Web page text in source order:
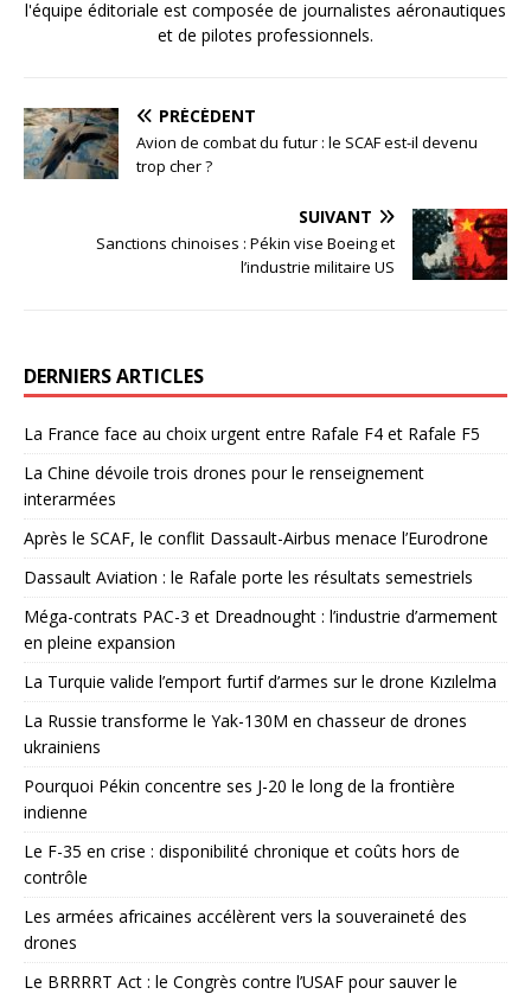
l'équipe éditoriale est composée de journalistes aéronautiques
et de pilotes professionnels.
PRÉCÉDENT
Avion de combat du futur : le SCAF est-il devenu
trop cher ?
SUIVANT
Sanctions chinoises : Pékin vise Boeing et
l’industrie militaire US
DERNIERS ARTICLES
La France face au choix urgent entre Rafale F4 et Rafale F5
La Chine dévoile trois drones pour le renseignement
interarmées
Après le SCAF, le conflit Dassault-Airbus menace l’Eurodrone
Dassault Aviation : le Rafale porte les résultats semestriels
Méga-contrats PAC-3 et Dreadnought : l’industrie d’armement
en pleine expansion
La Turquie valide l’emport furtif d’armes sur le drone Kızılelma
La Russie transforme le Yak-130M en chasseur de drones
ukrainiens
Pourquoi Pékin concentre ses J-20 le long de la frontière
indienne
Le F-35 en crise : disponibilité chronique et coûts hors de
contrôle
Les armées africaines accélèrent vers la souveraineté des
drones
Le BRRRRT Act : le Congrès contre l’USAF pour sauver le